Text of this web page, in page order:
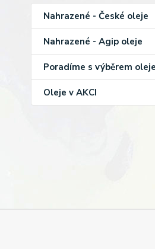
Nahrazené - České oleje
Nahrazené - Agip oleje
Poradíme s výběrem oleje
Oleje v AKCI